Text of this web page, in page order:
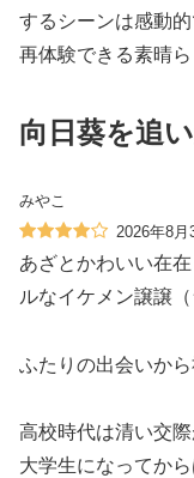
するシーンは感動
再体験できる素晴ら
向日葵を追
みやこ
2026年8月
あざとかわいい在
ルなイケメン譲譲（
ふたりの出会いか
高校時代は清い交際
大学生になってか